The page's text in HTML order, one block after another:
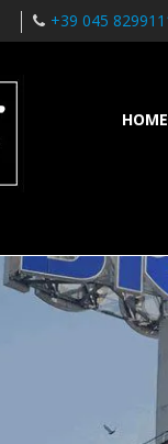
+39 045
HOME